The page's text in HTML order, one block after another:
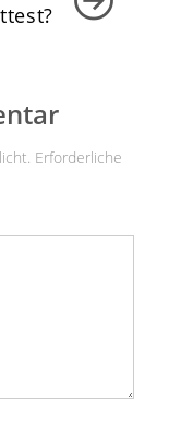
Erforderliche